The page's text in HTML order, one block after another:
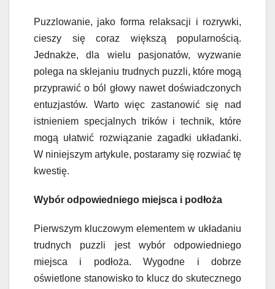
Puzzlowanie, jako forma relaksacji i rozrywki,
cieszy się coraz większą popularnością.
Jednakże, dla wielu pasjonatów, wyzwanie
polega na sklejaniu trudnych puzzli, które mogą
przyprawić o ból głowy nawet doświadczonych
entuzjastów. Warto więc zastanowić się nad
istnieniem specjalnych trików i technik, które
mogą ułatwić rozwiązanie zagadki układanki.
W niniejszym artykule, postaramy się rozwiać tę
kwestię.
Wybór odpowiedniego miejsca i podłoża
Pierwszym kluczowym elementem w układaniu
trudnych puzzli jest wybór odpowiedniego
miejsca i podłoża. Wygodne i dobrze
oświetlone stanowisko to klucz do skutecznego